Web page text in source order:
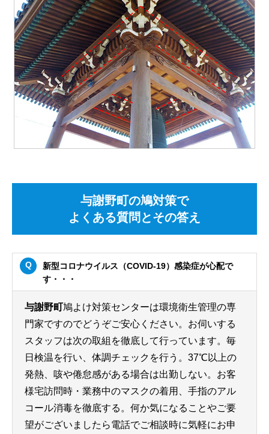
与謝野町の鳩対策で
よくある質問とその答え
新型コロナウイルス（COVID-19）感染症が心配で
す・・・
与謝野町鳩よけ対策センターは環境衛生管理の専
門家ですのでどうぞご安心ください。お伺いする
スタッフは次の取組を徹底して行っています。毎
日検温を行い、体調チェックを行う。37℃以上の
発熱、咳や倦怠感がある場合は出勤しない。お客
様宅訪問時・業務中のマスクの着用、手指のアル
コール消毒を徹底する。何か気になることやご要
望がございましたら電話でご相談時に気軽にお申